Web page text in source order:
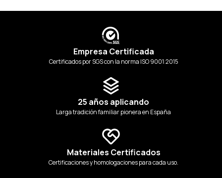
Empresa Certificada
Certificados por SGS con la norma ISO 9001:2015
25 años aplicando
Larga tradición familiar pionera en España
Materiales Certificados
Certificaciones y homologaciones para cada uso.